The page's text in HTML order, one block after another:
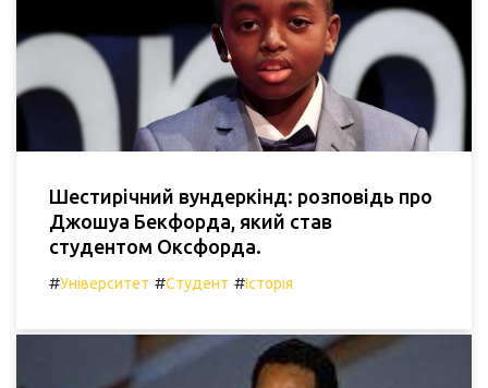
Шестирічний вундеркінд: розповідь про
Джошуа Бекфорда, який став
студентом Оксфорда.
#Університет #Студент #Історія